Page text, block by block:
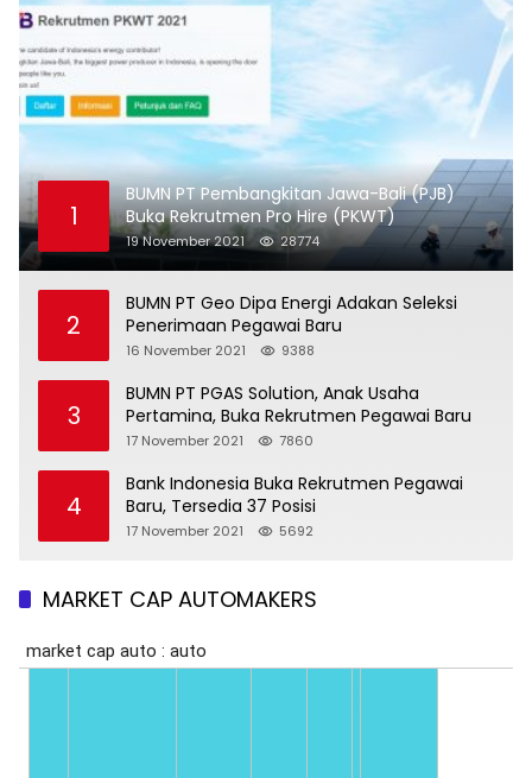
1
BUMN PT Pembangkitan Jawa-Bali (PJB)
Buka Rekrutmen Pro Hire (PKWT)
19 November 2021 28774
2
BUMN PT Geo Dipa Energi Adakan Seleksi
Penerimaan Pegawai Baru
16 November 2021 9388
3
BUMN PT PGAS Solution, Anak Usaha
Pertamina, Buka Rekrutmen Pegawai Baru
17 November 2021 7860
4
Bank Indonesia Buka Rekrutmen Pegawai
Baru, Tersedia 37 Posisi
17 November 2021 5692
MARKET CAP AUTOMAKERS